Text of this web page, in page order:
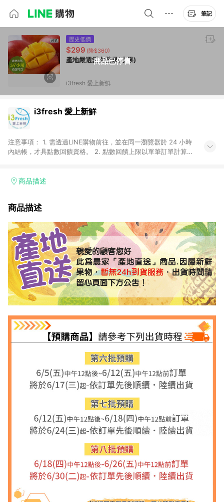
筆記
商品已停售
歷史低價
$299 (降$360)
產地嚴選愛文芒果(小果)
i3fresh 愛上新鮮
i3fresh 愛上新鮮
注意事項： 1. 需透過LINE購物前往，並在同一瀏覽器於 24 小時
內結帳，才具點數回饋資格。 2. 點數回饋上限以單筆訂單計算。
上新鮮APP下單，將無法獲得點數回饋。
商品描述
商品描述